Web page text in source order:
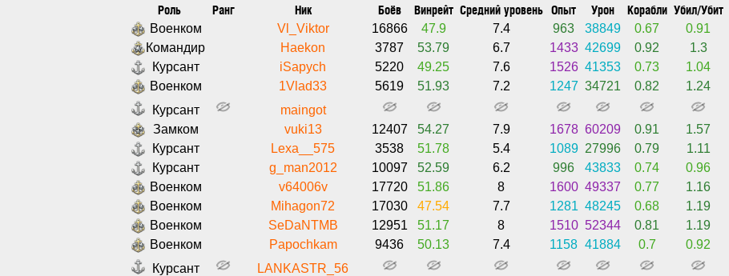
Роль Ранг Ник Боёв Винрейт Средний уровень Опыт Урон Корабли Убил/Убит
Военком Vl_Viktor 16866 47.9 7.4 963 38849 0.67 0.91
Командир
Haekon 3787 53.79 6.7 1433 42699 0.92 1.3
Курсант
iSapych 5220 49.25 7.6 1526 41353 0.73 1.04
Военком
1Vlad33 5619 51.93 7.2 1247 34721 0.82 1.24
Курсант
maingot
Замком
vuki13 12407 54.27 7.9 1678 60209 0.91 1.57
Курсант
Lexa__575 3538 51.78 5.4 1089 27996 0.79 1.11
Курсант
g_man2012 10097 52.59 6.2 996 43833 0.74 0.96
Военком
v64006v 17720 51.86 8 1600 49337 0.77 1.16
Военком
Mihagon72 17030 47.54 7.7 1281 48245 0.68 1.19
Военком
SeDaNTMB 12951 51.17 8 1510 52344 0.81 1.19
Военком
Papochkam 9436 50.13 7.4 1158 41884 0.7 0.92
Курсант
LANKASTR_56